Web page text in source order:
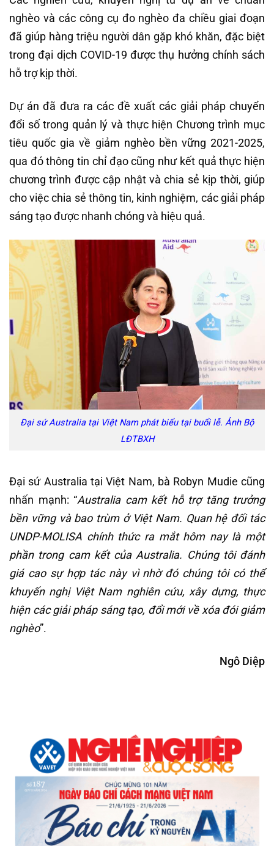
nghèo và các công cụ đo nghèo đa chiều giai đoạn
đã giúp hàng triệu người dân gặp khó khăn, đặc biệt
trong đại dịch COVID-19 được thụ hưởng chính sách
hỗ trợ kịp thời.
Dự án đã đưa ra các đề xuất các giải pháp chuyển
đổi số trong quản lý và thực hiện Chương trình mục
tiêu quốc gia về giảm nghèo bền vững 2021-2025,
qua đó thông tin chỉ đạo cũng như kết quả thực hiện
chương trình được cập nhật và chia sẻ kịp thời, giúp
cho việc chia sẻ thông tin, kinh nghiệm, các giải pháp
sáng tạo được nhanh chóng và hiệu quả.
Đại sứ Australia tại Việt Nam phát biểu tại buổi lễ. Ảnh Bộ
LĐTBXH
Đại sứ Australia tại Việt Nam, bà Robyn Mudie cũng
nhấn mạnh: “Australia cam kết hỗ trợ tăng trưởng
bền vững và bao trùm ở Việt Nam. Quan hệ đối tác
UNDP-MOLISA chính thức ra mắt hôm nay là một
phần trong cam kết của Australia. Chúng tôi đánh
giá cao sự hợp tác này vì nhờ đóchúng tôi có thể
khuyến nghị Việt Nam nghiên cứu, xây dựng, thực
hiện các giải pháp sáng tạo, đổi mới về xóa đói giảm
nghèo”.
Ngô Diệp